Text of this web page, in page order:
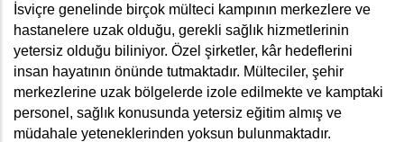
İsviçre genelinde birçok mülteci kampının merkezlere ve
hastanelere uzak olduğu, gerekli sağlık hizmetlerinin
yetersiz olduğu biliniyor. Özel şirketler, kâr hedeflerini
insan hayatının önünde tutmaktadır. Mülteciler, şehir
merkezlerine uzak bölgelerde izole edilmekte ve kamptaki
personel, sağlık konusunda yetersiz eğitim almış ve
müdahale yeteneklerinden yoksun bulunmaktadır.